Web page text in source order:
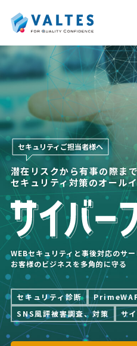
セキュリティご担当者様へ
潜在リスクから有事の際まで
セキュリティ対策のオール
WEBセキュリティと事後対応のサ
お客様のビジネスを多角的に守る
セキュリティ診断
SNS風評被害調査、対策
サ